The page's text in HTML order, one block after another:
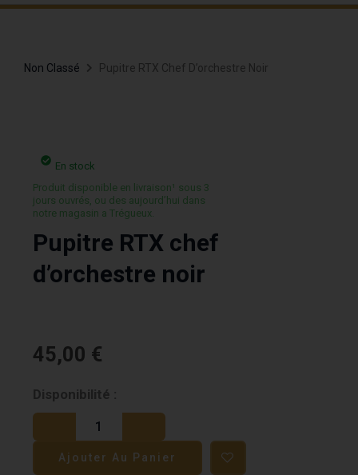
Non Classé Pupitre RTX Chef D’orchestre Noir
En stock
Produit disponible en livraison¹ sous 3
jours ouvrés, ou des aujourd’hui dans
notre magasin a Trégueux.
Pupitre RTX chef
d’orchestre noir
45,00 €
Disponibilité :
quantité
de
Pupitre
RTX
Ajouter Au Panier